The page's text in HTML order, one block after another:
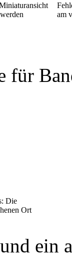
am
für
Die
Ort
ein